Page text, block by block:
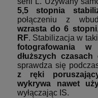
5,5 stopnia
połączeniu z
wzrasta do 6 stopni,
RF. Stabilizacja w
fotografowania
dłuższych
sprawdza się
z ręki
wykrywa nawet
wyłączając IS.